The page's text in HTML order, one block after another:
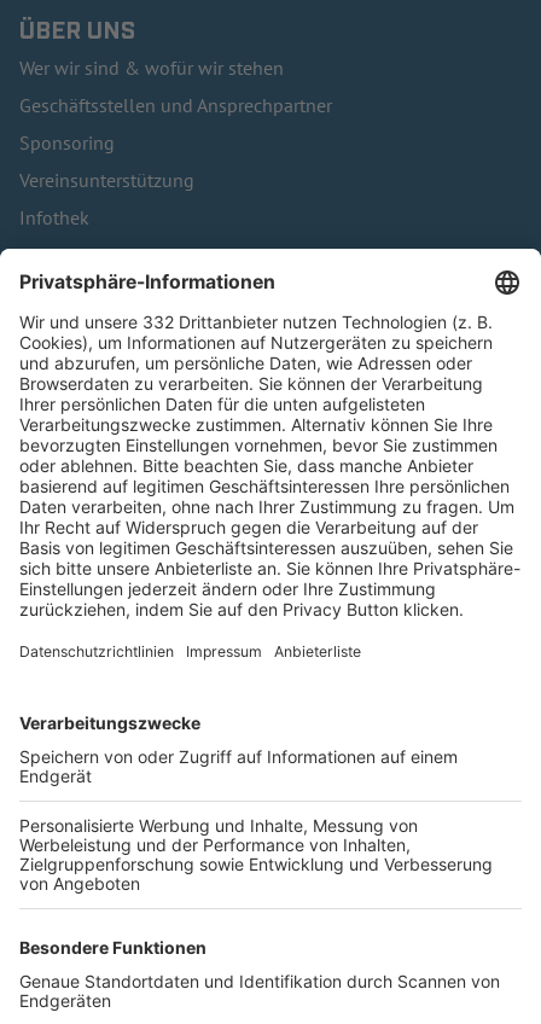
ÜBER UNS
Wer wir sind & wofür wir stehen
Geschäftsstellen und Ansprechpartner
Sponsoring
Vereinsunterstützung
Infothek
Kontakt
HÄUFIG BESUCHTE SEITEN
Pässe und Vereinswechsel
Trainerausbildung
Schulungsangebot Vereinsmitarbeiter
BFV-Geschäftsstellen
Trainerbörse
Login SpielPlus
FOLGE DEM BFV
TOP-VEREINE
TOP-PARTNER